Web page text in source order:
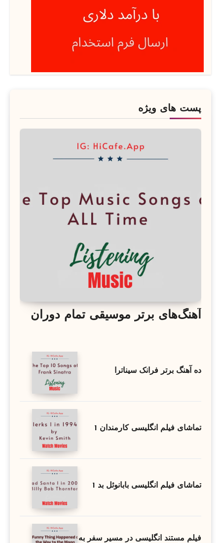
پست های ویژه
آهنگ‌های برتر موسیقی تمام دوران
ده آهنگ برتر فرانک سیناترا
تماشای فیلم انگلیسی کارمندان 1
تماشای فیلم انگلیسی بابانوئل بد 1
فیلم مستند انگلیسی در مسیر سفر به